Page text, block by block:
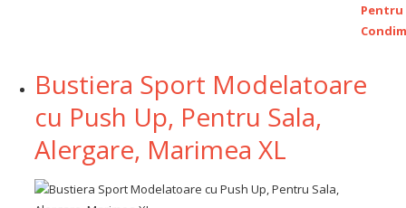
Bustiera Sport Modelatoare
cu Push Up, Pentru Sala,
Alergare, Marimea XL